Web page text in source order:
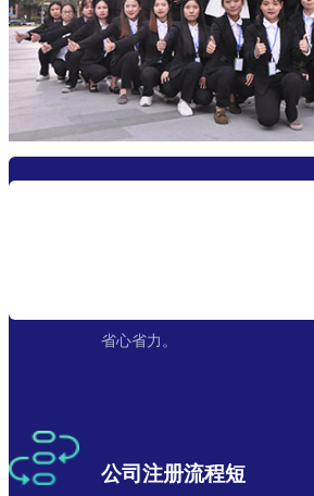
省心省力。
公司注册流程短